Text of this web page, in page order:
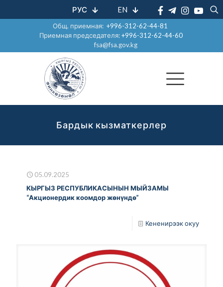
РУС EN
Общ. приемная:+996-312-62-44-81
Приемная председателя:+996-312-62-44-60
fsa@fsa.gov.kg
Бардык кызматкерлер
05.09.2025
КЫРГЫЗ РЕСПУБЛИКАСЫНЫН МЫЙЗАМЫ
“Акционердик коомдор жөнүндө”
Кененирээк окуу